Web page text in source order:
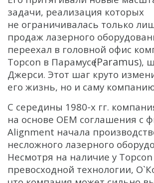
задачи, реализация которых
не ограничивалась только
продаж лазерного
переехал в головной офис
Topcon в Парамусе(Paramus),
Джерси. Этот шаг круто
его жизнь, но и саму
С середины 1980-х гг.
на основе OEM соглашения с
Alignment начала
несложного лазерного
Несмотря на наличие у Topcon
превосходной технологии,